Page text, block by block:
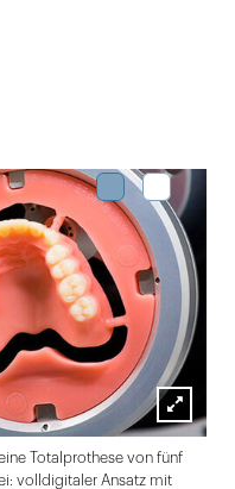
Lightbox
öffnen
Totalprothese von fünf
volldigitaler Ansatz mit